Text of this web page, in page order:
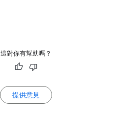
這對你有幫助嗎？
提供意見